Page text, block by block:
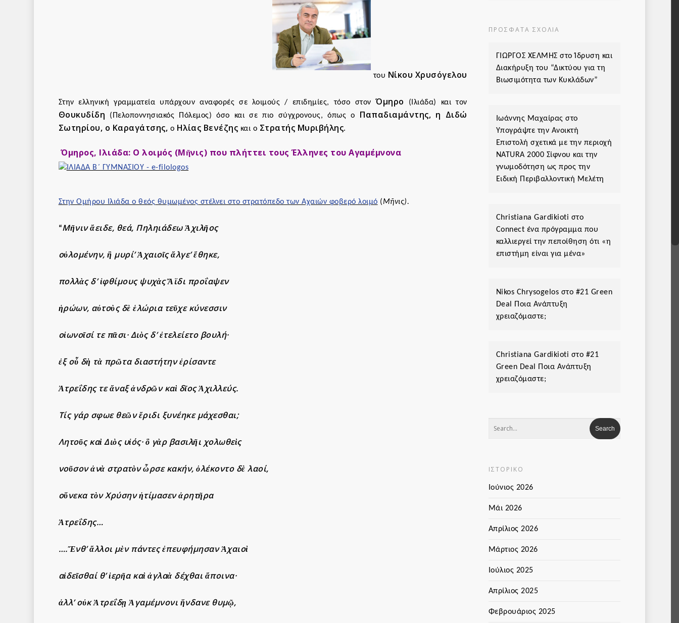
του Νίκου Χρυσόγελου
Στην ελληνική γραμματεία υπάρχουν αναφορές σε λοιμούς / επιδημίες, τόσο στονΌμηρο (Ιλιάδα) και τον
Θουκυδίδη (Πελοποννησιακός Πόλεμος) όσο και σε πιο σύγχρονους, όπως ο Παπαδιαμάντης, η Διδώ
Σωτηρίου, ο Καραγάτσης, ο Ηλίας Βενέζης και ο Στρατής Μυριβήλης.
Όμηρος, Ιλιάδα: Ο λοιμός (Μῆνις) που πλήττει τους Έλληνες του Αγαμέμνονα
Στην Ομήρου Ιλιάδα ο θεός θυμωμένος στέλνει στο στρατόπεδο των Αχαιών φοβερό λοιμό (Μῆνις).
“Μῆνιν ἄειδε, θεά, Πηληιάδεω Ἀχιλῆος
οὐλομένην, ἣ μυρί’ Ἀχαιοῖς ἄλγε’ ἔθηκε,
πολλὰς δ’ ἰφθίμους ψυχὰς Ἄϊδι προΐαψεν
ἡρώων, αὐτοὺς δὲ ἑλώρια τεῦχε κύνεσσιν
οἰωνοῖσί τε πᾶσι· Διὸς δ’ ἐτελείετο βουλή·
ἐξ οὗ δὴ τὰ πρῶτα διαστήτην ἐρίσαντε
Ἀτρεΐδης τε ἄναξ ἀνδρῶν καὶ δῖος Ἀχιλλεύς.
Τίς γάρ σφωε θεῶν ἔριδι ξυνέηκε μάχεσθαι;
Λητοῦς καὶ Διὸς υἱός· ὃ γὰρ βασιλῆι χολωθεὶς
νοῦσον ἀνὰ στρατὸν ὦρσε κακήν, ὀλέκοντο δὲ λαοί,
οὕνεκα τὸν Χρύσην ἠτίμασεν ἀρητῆρα
Ἀτρεΐδης…
….Ἔνθ’ ἄλλοι μὲν πάντες ἐπευφήμησαν Ἀχαιοὶ
αἰδεῖσθαί θ’ ἱερῆα καὶ ἀγλαὰ δέχθαι ἄποινα·
ἀλλ’ οὐκ Ἀτρεΐδῃ Ἀγαμέμνονι ἥνδανε θυμῷ,
ΠΡΌΣΦΑΤΑ ΣΧΌΛΙΑ
ΓΙΩΡΓΟΣ ΧΕΛΜΗΣ στοΊδρυση και
Διακήρυξη του “Δικτύου για τη
Βιωσιμότητα των Κυκλάδων”
Ιωάννης Μαχαίρας στο
Υπογράψτε την Ανοικτή
Επιστολή σχετικά με την περιοχή
ΝΑΤURA 2000 Σίφνου και την
γνωμοδότηση ως προς την
Ειδική Περιβαλλοντική Μελέτη
Christiana Gardikioti στο
Connect ένα πρόγραμμα που
καλλιεργεί την πεποίθηση ότι «η
επιστήμη είναι για μένα»
Nikos Chrysogelos στο #21 Green
Deal Ποια Ανάπτυξη
χρειαζόμαστε;
Christiana Gardikioti στο #21
Green Deal Ποια Ανάπτυξη
χρειαζόμαστε;
ΙΣΤΟΡΙΚΌ
Ιούνιος 2026
Μάι 2026
Απρίλιος 2026
Μάρτιος 2026
Ιούλιος 2025
Απρίλιος 2025
Φεβρουάριος 2025